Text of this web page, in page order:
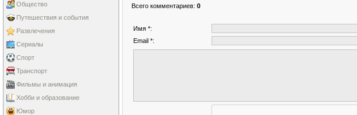
Общество
Путешествия и события
Развлечения
Сериалы
Спорт
Транспорт
Фильмы и анимация
Хобби и образование
Юмор
Всего комментариев: 0
Имя *:
Email *: